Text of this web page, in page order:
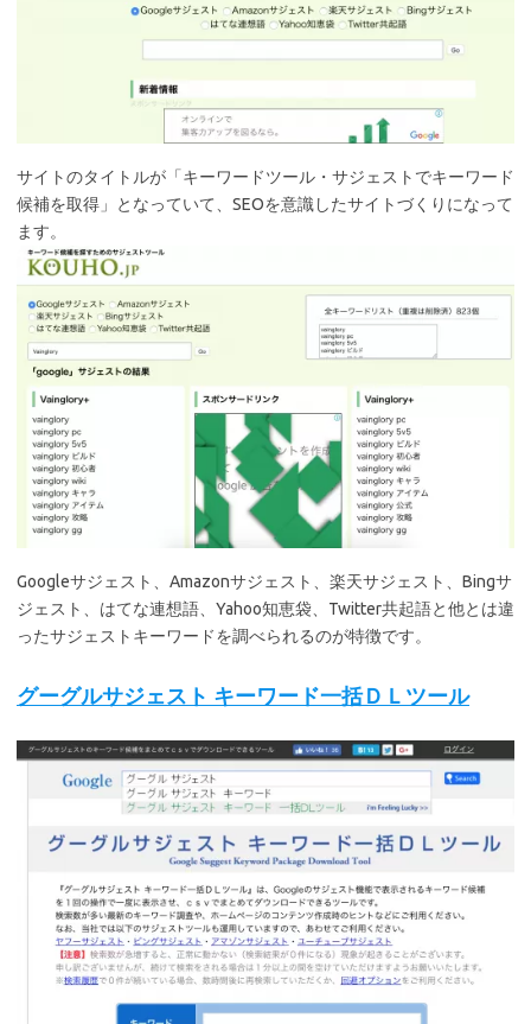
サイトのタイトルが「キーワードツール・サジェストでキーワード
候補を取得」となっていて、SEOを意識したサイトづくりになって
ます。
Googleサジェスト、Amazonサジェスト、楽天サジェスト、Bingサ
ジェスト、はてな連想語、Yahoo知恵袋、Twitter共起語と他とは違
ったサジェストキーワードを調べられるのが特徴です。
グーグルサジェスト キーワード一括ＤＬツール